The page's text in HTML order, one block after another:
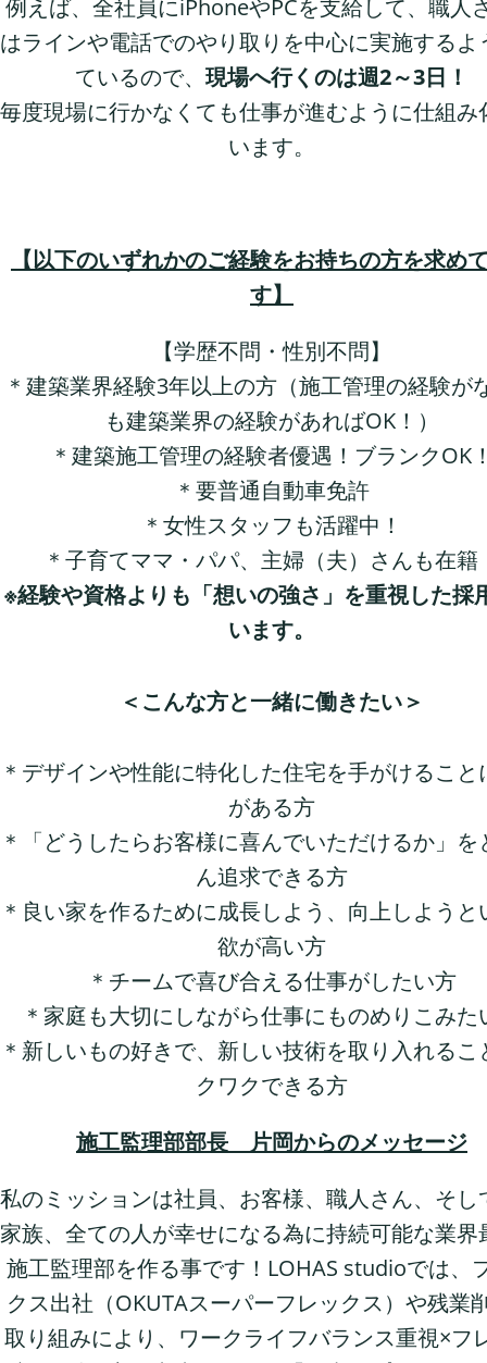
例えば、全社員にiPhoneやPCを支給して、職人
はラインや電話でのやり取りを中心に実施するよ
ているので、 現場へ行くのは週2～3日！
毎度現場に行かなくても仕事が進むように仕組み
います。
【以下のいずれかのご経験をお持ちの方を求め
す】
【学歴不問・性別不問】
＊建築業界経験3年以上の方（施工管理の経験が
も建築業界の経験があればOK！）
＊建築施工管理の経験者優遇！ブランクOK
＊要普通自動車免許
＊女性スタッフも活躍中！
＊子育てママ・パパ、主婦（夫）さんも在籍
※経験や資格よりも「想いの強さ」を重視した採
います。
＜こんな方と一緒に働きたい＞
＊デザインや性能に特化した住宅を手がけること
がある方
＊「どうしたらお客様に喜んでいただけるか」を
ん追求できる方
＊良い家を作るために成長しよう、向上しようと
欲が高い方
＊チームで喜び合える仕事がしたい方
＊家庭も大切にしながら仕事にものめりこみた
＊新しいもの好きで、新しい技術を取り入れるこ
クワクできる方
施工監理部部長 片岡からのメッセージ
私のミッションは社員、お客様、職人さん、そし
家族、全ての人が幸せになる為に持続可能な業界
施工監理部を作る事です！LOHAS studioでは、
クス出社（OKUTAスーパーフレックス）や残業
取り組みにより、ワークライフバランス重視×フ